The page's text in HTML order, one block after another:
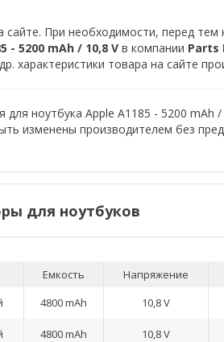
сайте. При необходимости, перед тем
- 5200 mAh / 10,8 V в компании Parts
характеристики товара на сайте
для ноутбука Apple A1185 - 5200 mAh
изменены производителем без
для ноутбуков
Емкость Напряжение
4800 mAh 10,8 V
4800 mAh 10,8 V